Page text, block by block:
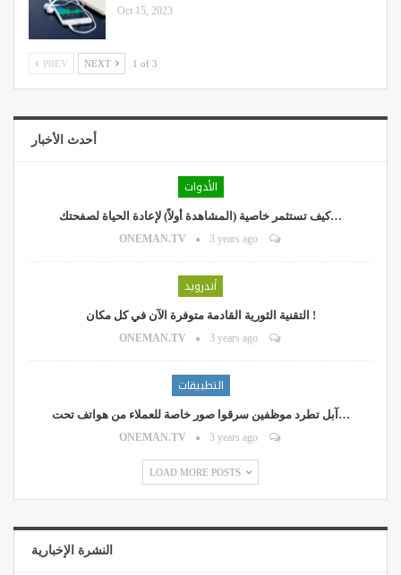
Oct 15, 2023
PREV NEXT 1 of 3
أحدث الأخبار
الأدوات
كيف تستثمر خاصية (المشاهدة أولاً) لإعادة الحياة لصفحتك…
ONEMAN.TV 3 years ago
أندرويد
التقنية الثورية القادمة متوفرة الآن في كل مكان !
ONEMAN.TV 3 years ago
التطبيقات
آبل تطرد موظفين سرقوا صور خاصة للعملاء من هواتف تحت…
ONEMAN.TV 3 years ago
LOAD MORE POSTS
النشرة الإخبارية